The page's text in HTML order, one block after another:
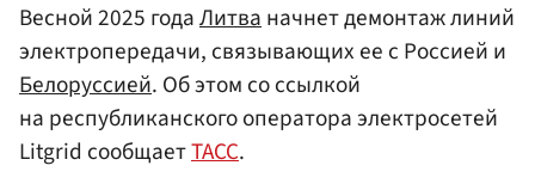
Весной 2025 годаЛитваначнет демонтаж линий
электропередачи, связывающих ее с Россией и
Белоруссией. Об этом со ссылкой
на республиканского оператора электросетей
Litgrid сообщаетТАСС.